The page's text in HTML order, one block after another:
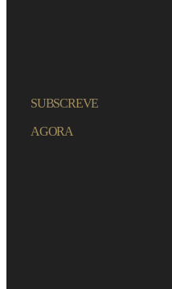
SUBSCREVE
AGORA